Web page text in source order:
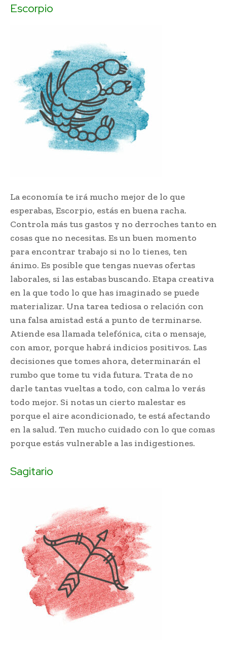
Escorpio
La economía te irá mucho mejor de lo que
esperabas, Escorpio, estás en buena racha.
Controla más tus gastos y no derroches tanto en
cosas que no necesitas. Es un buen momento
para encontrar trabajo si no lo tienes, ten
ánimo. Es posible que tengas nuevas ofertas
laborales, si las estabas buscando. Etapa creativa
en la que todo lo que has imaginado se puede
materializar. Una tarea tediosa o relación con
una falsa amistad está a punto de terminarse.
Atiende esa llamada telefónica, cita o mensaje,
con amor, porque habrá indicios positivos. Las
decisiones que tomes ahora, determinarán el
rumbo que tome tu vida futura. Trata de no
darle tantas vueltas a todo, con calma lo verás
todo mejor. Si notas un cierto malestar es
porque el aire acondicionado, te está afectando
en la salud. Ten mucho cuidado con lo que comas
porque estás vulnerable a las indigestiones.
Sagitario